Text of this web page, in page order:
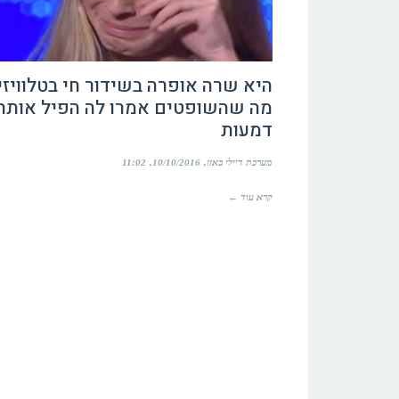
היא שרה אופרה בשידור חי
מה שהשופטים אמרו לה הפיל
דמעות
מערכת דיילי באזז 10/10/2016
11:02
קרא עוד ←